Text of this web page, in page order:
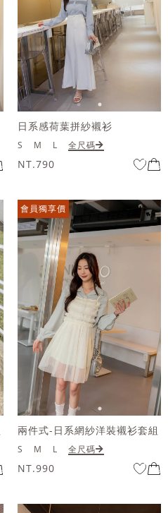
日系感荷葉拼紗襯衫
S M L 全尺碼
NT.790
會員獨享價
兩件式-日系網紗洋裝襯衫套組
S M L 全尺碼
NT.990